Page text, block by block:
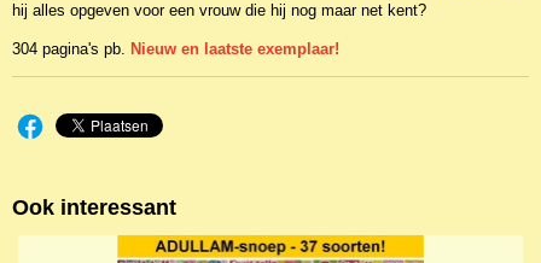
hij alles opgeven voor een vrouw die hij nog maar net kent?
304 pagina's pb. Nieuw en laatste exemplaar!
Ook interessant